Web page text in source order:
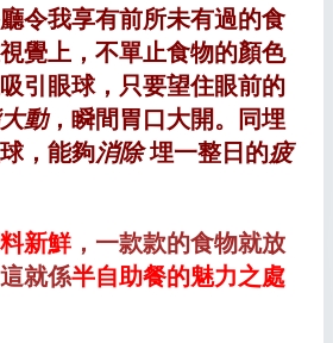
令我享有前所未有過的食
覺上，不單止食物的顏色
吸引 眼球， 只要望住眼前的
動， 瞬間胃口大開。同埋
，能夠消除埋一整日的疲
新鮮 ，一款款的食物就放
就係半自助餐的魅力之處